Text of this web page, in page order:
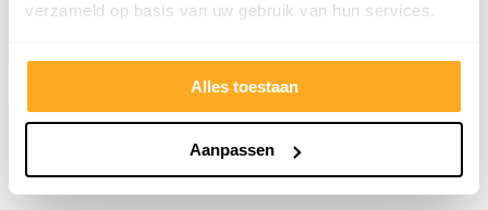
verzameld op basis van uw gebruik van hun services.
Alles toestaan
Aanpassen
uitgelegd. U koopt alleen de ondervloer en de
gratis, we hebben ook een mooi pakket
samengesteld voor de gratis houten
Klik hier voor gratis laminaat en houten vloeren.